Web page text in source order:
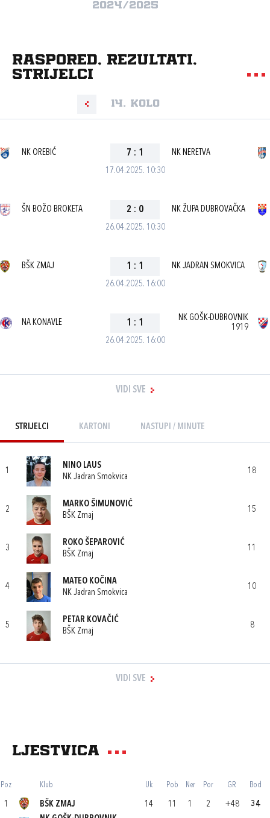
2024/2025
Raspored, rezultati,
strijelci
14. kolo
17.04.2025. 10:30
NK OREBIĆ 7 : 1 NK NERETVA
26.04.2025. 10:30
ŠN BOŽO BROKETA 2 : 0 NK ŽUPA DUBROVAČKA
26.04.2025. 16:00
BŠK ZMAJ 1 : 1 NK JADRAN SMOKVICA
26.04.2025. 16:00
NA KONAVLE 1 : 1
NK GOŠK-DUBROVNIK
1919
VIDI SVE
STRIJELCI KARTONI NASTUPI / MINUTE
1
NINO LAUS
NK Jadran Smokvica
18
2
MARKO ŠIMUNOVIĆ
BŠK Zmaj
15
3
ROKO ŠEPAROVIĆ
BŠK Zmaj
11
4
MATEO KOČINA
NK Jadran Smokvica
10
5
PETAR KOVAČIĆ
BŠK Zmaj
8
VIDI SVE
Ljestvica
Poz Klub Uk Pob Ner Por GR Bod
1 BŠK ZMAJ 14 11 1 2 +48 34